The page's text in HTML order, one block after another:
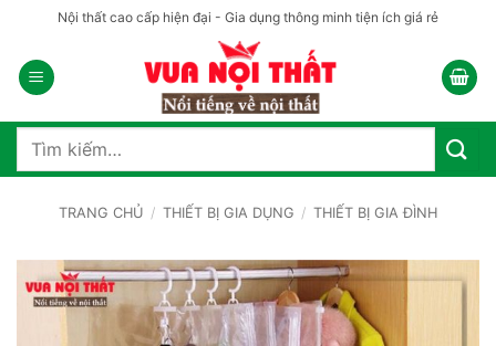
nội
dung
Nội thất cao cấp hiện đại - Gia dụng thông minh tiện ích giá rẻ
Tìm
TRANG CHỦ / THIẾT BỊ GIA DỤNG / THIẾT BỊ GIA ĐÌNH